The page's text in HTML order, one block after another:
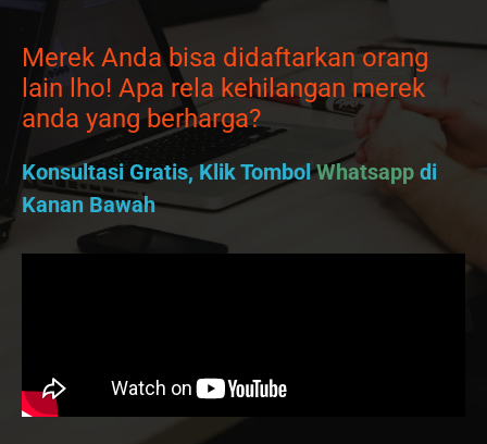
Merek Anda bisa didaftarkan orang
lain lho! Apa rela kehilangan merek
anda yang berharga?
Konsultasi Gratis, Klik TombolWhatsapp di
Kanan Bawah